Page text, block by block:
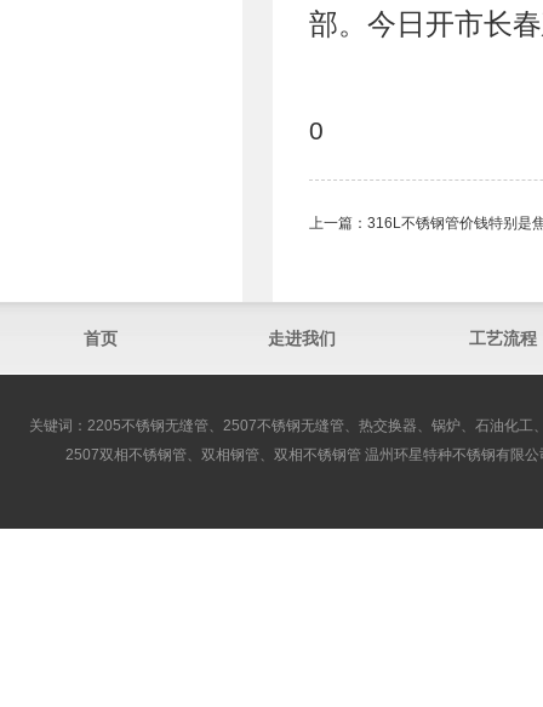
部。今日开市长
0
上一篇： 316L不锈钢管价钱特别是
首页 走进我们 工艺流程
关键词：2205不锈钢无缝管、2507不锈钢无缝管、热交换器、锅炉、石油化
2507双相不锈钢管、双相钢管、双相不锈钢管 温州环星特种不锈钢有限